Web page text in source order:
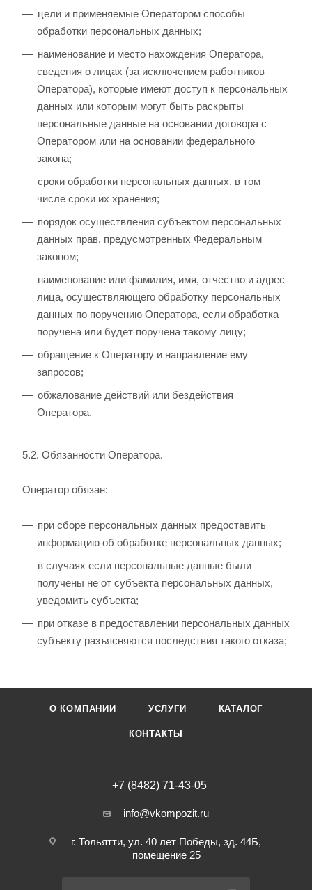
цели и применяемые Оператором способы
обработки персональных данных;
наименование и место нахождения Оператора,
сведения о лицах (за исключением работников
Оператора), которые имеют доступ к персональных
данных или которым могут быть раскрыты
персональные данные на основании договора с
Оператором или на основании федерального
закона;
сроки обработки персональных данных, в том
числе сроки их хранения;
порядок осуществления субъектом персональных
данных прав, предусмотренных Федеральным
законом;
наименование или фамилия, имя, отчество и адрес
лица, осуществляющего обработку персональных
данных по поручению Оператора, если обработка
поручена или будет поручена такому лицу;
обращение к Оператору и направление ему
запросов;
обжалование действий или бездействия
Оператора.
5.2. Обязанности Оператора.
Оператор обязан:
при сборе персональных данных предоставить
информацию об обработке персональных данных;
в случаях если персональные данные были
получены не от субъекта персональных данных,
уведомить субъекта;
при отказе в предоставлении персональных данных
субъекту разъясняются последствия такого отказа;
О КОМПАНИИ УСЛУГИ КАТАЛОГ
КОНТАКТЫ
+7 (8482) 71-43-05
info@vkompozit.ru
г. Тольятти, ул. 40 лет Победы, зд. 44Б,
помещение 25